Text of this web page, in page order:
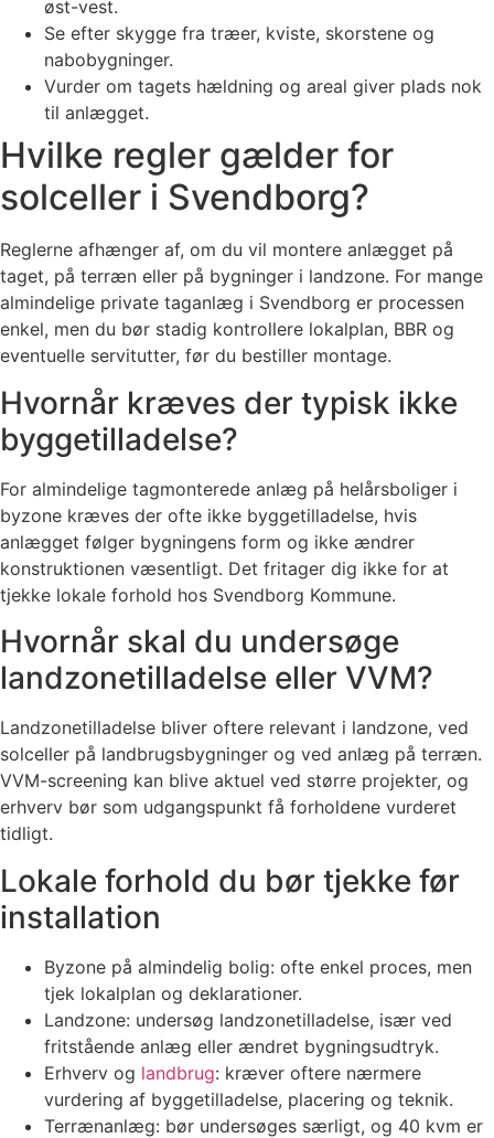
øst-vest.
Se efter skygge fra træer, kviste, skorstene og
nabobygninger.
Vurder om tagets hældning og areal giver plads nok
til anlægget.
Hvilke regler gælder for
solceller i Svendborg?
Reglerne afhænger af, om du vil montere anlægget på
taget, på terræn eller på bygninger i landzone. For mange
almindelige private taganlæg i Svendborg er processen
enkel, men du bør stadig kontrollere lokalplan, BBR og
eventuelle servitutter, før du bestiller montage.
Hvornår kræves der typisk ikke
byggetilladelse?
For almindelige tagmonterede anlæg på helårsboliger i
byzone kræves der ofte ikke byggetilladelse, hvis
anlægget følger bygningens form og ikke ændrer
konstruktionen væsentligt. Det fritager dig ikke for at
tjekke lokale forhold hos Svendborg Kommune.
Hvornår skal du undersøge
landzonetilladelse eller VVM?
Landzonetilladelse bliver oftere relevant i landzone, ved
solceller på landbrugsbygninger og ved anlæg på terræn.
VVM-screening kan blive aktuel ved større projekter, og
erhverv bør som udgangspunkt få forholdene vurderet
tidligt.
Lokale forhold du bør tjekke før
installation
Byzone på almindelig bolig: ofte enkel proces, men
tjek lokalplan og deklarationer.
Landzone: undersøg landzonetilladelse, især ved
fritstående anlæg eller ændret bygningsudtryk.
Erhverv og landbrug: kræver oftere nærmere
vurdering af byggetilladelse, placering og teknik.
Terrænanlæg: bør undersøges særligt, og 40 kvm er